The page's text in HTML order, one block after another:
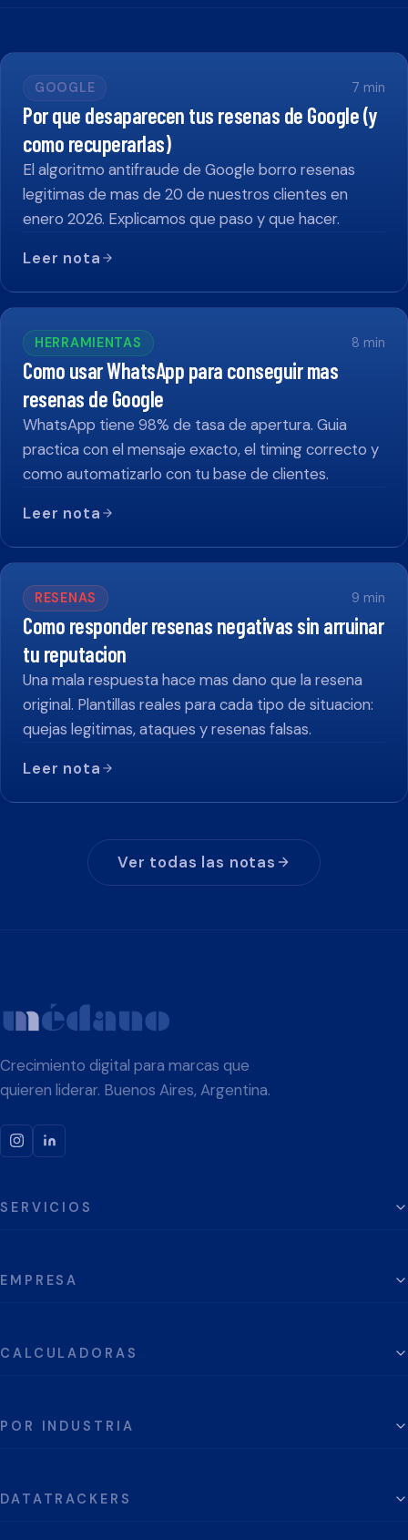
GOOGLE 7 min
Por que desaparecen tus resenas de Google (y
como recuperarlas)
El algoritmo antifraude de Google borro resenas
legitimas de mas de 20 de nuestros clientes en
enero 2026. Explicamos que paso y que hacer.
Leer nota
HERRAMIENTAS 8 min
Como usar WhatsApp para conseguir mas
resenas de Google
WhatsApp tiene 98% de tasa de apertura. Guia
practica con el mensaje exacto, el timing correcto y
como automatizarlo con tu base de clientes.
Leer nota
RESENAS 9 min
Como responder resenas negativas sin arruinar
tu reputacion
Una mala respuesta hace mas dano que la resena
original. Plantillas reales para cada tipo de situacion:
quejas legitimas, ataques y resenas falsas.
Leer nota
Ver todas las notas
Crecimiento digital para marcas que
quieren liderar. Buenos Aires, Argentina.
SERVICIOS
EMPRESA
CALCULADORAS
POR INDUSTRIA
DATATRACKERS